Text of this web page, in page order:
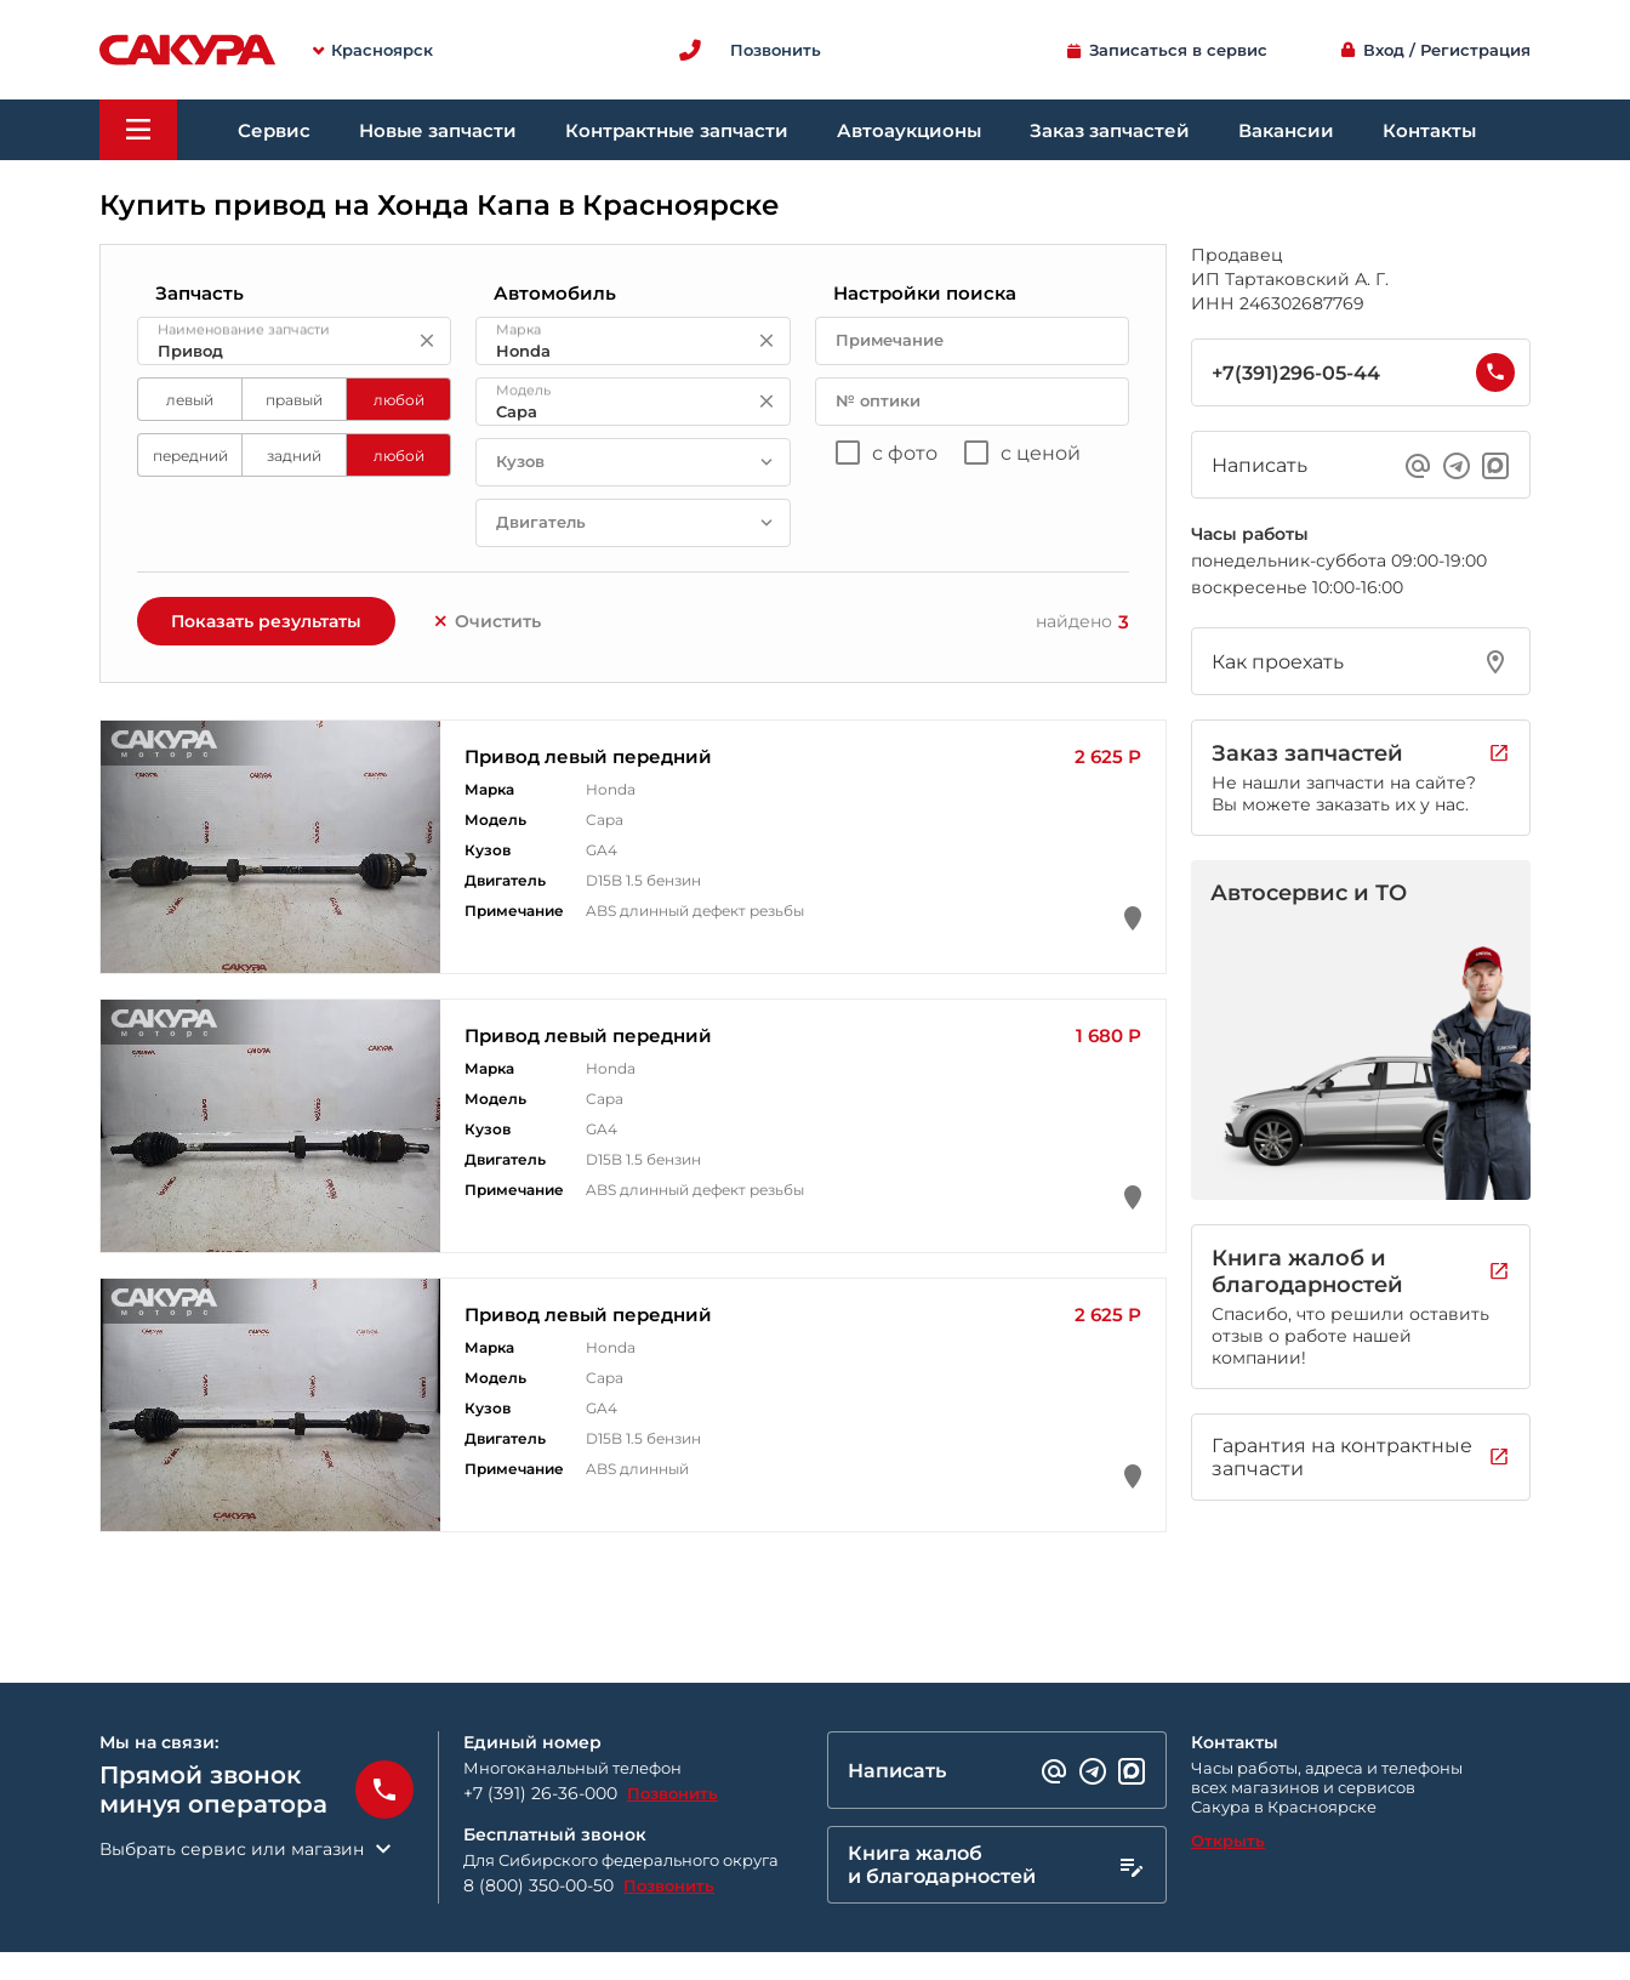
Красноярск Позвонить Записаться в сервис Вход / Регистрация
Сервис Новые запчасти Контрактные запчасти Автоаукционы Заказ запчастей Вакансии Контакты
Купить привод на Хонда Капа в Красноярске
Запчасть
Наименование запчасти
левый правый любой
передний задний любой
Автомобиль
Марка
Модель
Кузов
Двигатель
Настройки поиска
Примечание
№ оптики
с фото с ценой
Показать результаты Очистить найдено 3
Привод левый передний 2 625 Р
Марка
Honda
Модель
Capa
Кузов
GA4
Двигатель
D15B 1.5 бензин
Примечание
ABS длинный дефект резьбы
Привод левый передний 1 680 Р
Марка
Honda
Модель
Capa
Кузов
GA4
Двигатель
D15B 1.5 бензин
Примечание
ABS длинный дефект резьбы
Привод левый передний 2 625 Р
Марка
Honda
Модель
Capa
Кузов
GA4
Двигатель
D15B 1.5 бензин
Примечание
ABS длинный
Продавец
ИП Тартаковский А. Г.
ИНН 246302687769
+7(391)296-05-44
Написать
Часы работы
понедельник-суббота 09:00-19:00
воскресенье 10:00-16:00
Как проехать
Заказ запчастей
Не нашли запчасти на сайте?
Вы можете заказать их у нас.
Автосервис и ТО
Книга жалоб и
благодарностей
Спасибо, что решили оставить
отзыв о работе нашей
компании!
Гарантия на контрактные
запчасти
Мы на связи:
Прямой звонок
минуя оператора
Выбрать сервис или магазин
Единый номер
Многоканальный телефон
+7 (391) 26-36-000 Позвонить
Бесплатный звонок
Для Сибирского федерального округа
8 (800) 350-00-50 Позвонить
Написать
Книга жалоб
и благодарностей
Контакты
Часы работы, адреса и телефоны
всех магазинов и сервисов
Сакура в Красноярске
Открыть